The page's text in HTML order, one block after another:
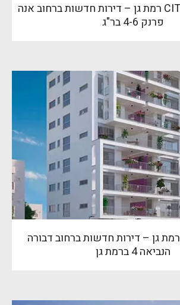
פרויקט CITYNEST רמת גן – דירות חדשות ברחוב אנה
פרנק 4-6 בר"ג
פרויקט VIA4 רמת גן – דירות חדשות ברחוב דבורה
הנביאה 4 ברמת גן